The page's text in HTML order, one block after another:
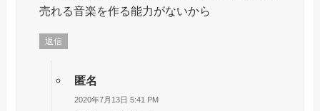
売れる音楽を作る能力がないから
返信
匿名
2020年7月13日 5:41 PM